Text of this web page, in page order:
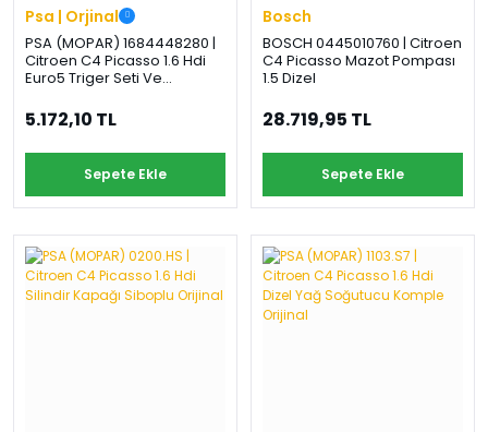
Psa | Orjinal
PSA (MOPAR) 1684448280 |
Citroen C4 Picasso 1.6 Hdi
Euro5 Triger Seti Ve
5.172,10 TL
Sepete Ekle
Bosch
BOSCH 0445010760 | Citroen
C4 Picasso Mazot Pompası
1.5 Dizel
28.719,95 TL
Sepete Ekle